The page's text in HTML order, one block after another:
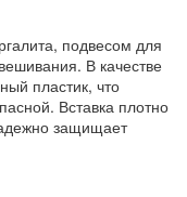
подвесом для
В качестве
пластик, что
Вставка плотно
защищает